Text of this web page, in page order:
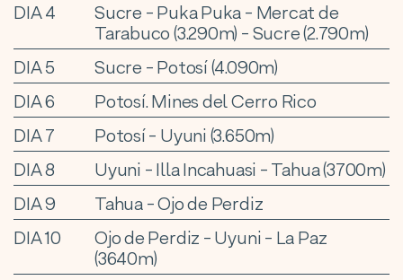
DIA 4
Sucre - Puka Puka - Mercat de
Tarabuco (3.290m) - Sucre (2.790m)
DIA 5
Sucre - Potosí (4.090m)
DIA 6
Potosí. Mines del Cerro Rico
DIA 7
Potosí - Uyuni (3.650m)
DIA 8
Uyuni - Illa Incahuasi - Tahua (3700m)
DIA 9
Tahua - Ojo de Perdiz
DIA 10
Ojo de Perdiz - Uyuni - La Paz
(3640m)